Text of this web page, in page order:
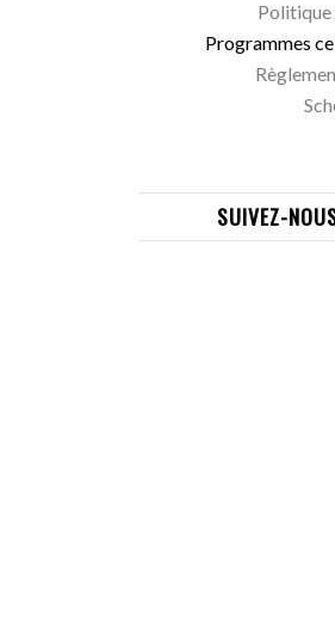
Programmes
SUIVEZ-